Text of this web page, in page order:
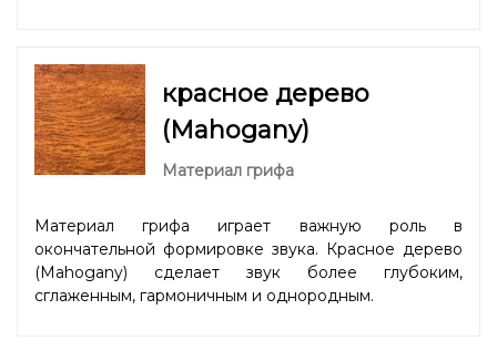
красное дерево
(Mahogany)
Материал грифа
Материал грифа играет важную роль в
окончательной формировке звука. Красное дерево
(Mahogany) сделает звук более глубоким,
сглаженным, гармоничным и однородным.